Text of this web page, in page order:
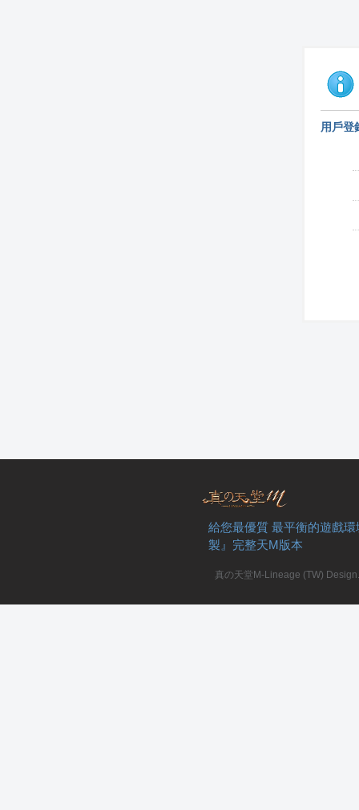
用戶登
給您最優質 最平衡的遊戲
製』完整天M版本
真の天堂M-Lineage (TW)